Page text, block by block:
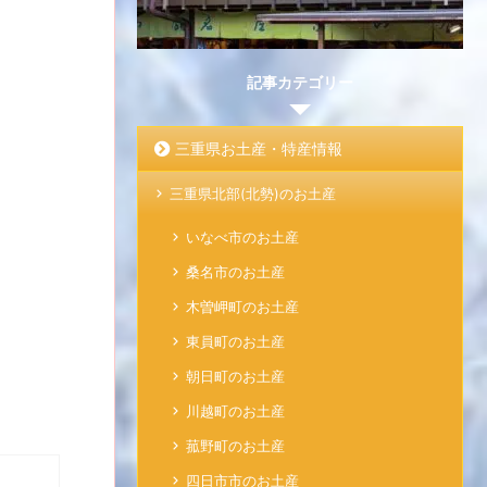
記事カテゴリー
三重県お土産・特産情報
三重県北部(北勢)のお土産
いなべ市のお土産
桑名市のお土産
木曽岬町のお土産
東員町のお土産
朝日町のお土産
川越町のお土産
菰野町のお土産
四日市市のお土産